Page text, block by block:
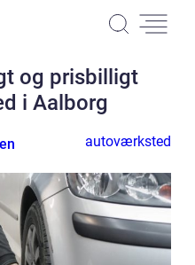
og prisbilligt
i Aalborg
autoværksted